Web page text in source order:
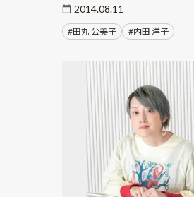
2014.08.11
#田丸 公美子 #内田 洋子